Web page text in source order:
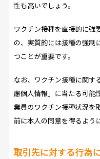
性も高いでしょう。
ワクチン接種を直接的に強
の、実質的には接種の強制
つことが重要です。
なお、ワクチン接種に関す
慮個人情報」に当たる可能
業員のワクチン接種状況を
前に本人の同意を得るよう
取引先に対する行為